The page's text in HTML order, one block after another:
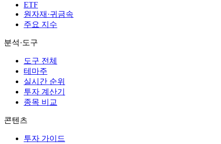
ETF
원자재·귀금속
주요 지수
분석·도구
도구 전체
테마주
실시간 순위
투자 계산기
종목 비교
콘텐츠
투자 가이드